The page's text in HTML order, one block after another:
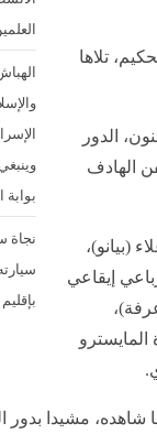
نجاة
تلاها
الدور
الهادف
(بيانو)،
إيقاعي
شاهده، مشيدا بدور